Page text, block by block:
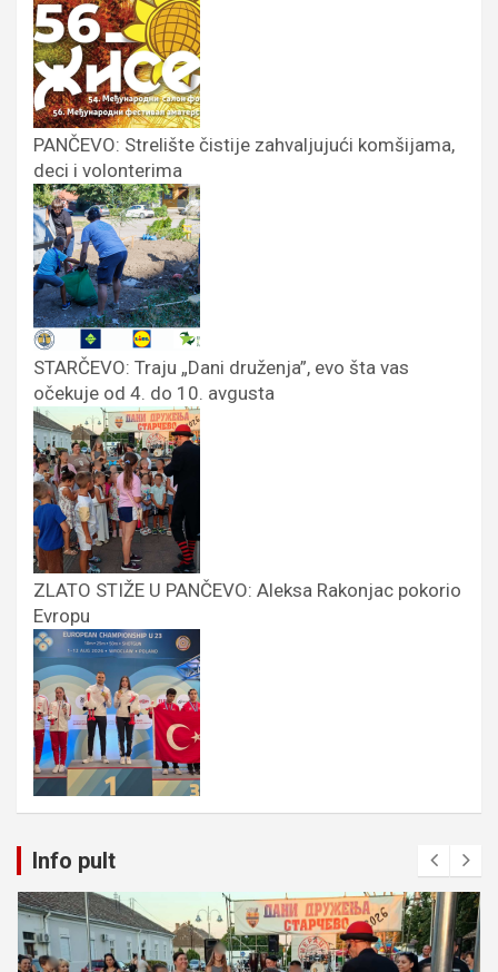
PANČEVO: Strelište čistije zahvaljujući komšijama,
deci i volonterima
STARČEVO: Traju „Dani druženja”, evo šta vas
očekuje od 4. do 10. avgusta
ZLATO STIŽE U PANČEVO: Aleksa Rakonjac pokorio
Evropu
Info pult